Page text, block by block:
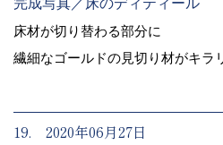
完成写真／床のディティール
床材が切り替わる部分に
繊細なゴールドの見切り材がキラ
19. 2020年06月27日